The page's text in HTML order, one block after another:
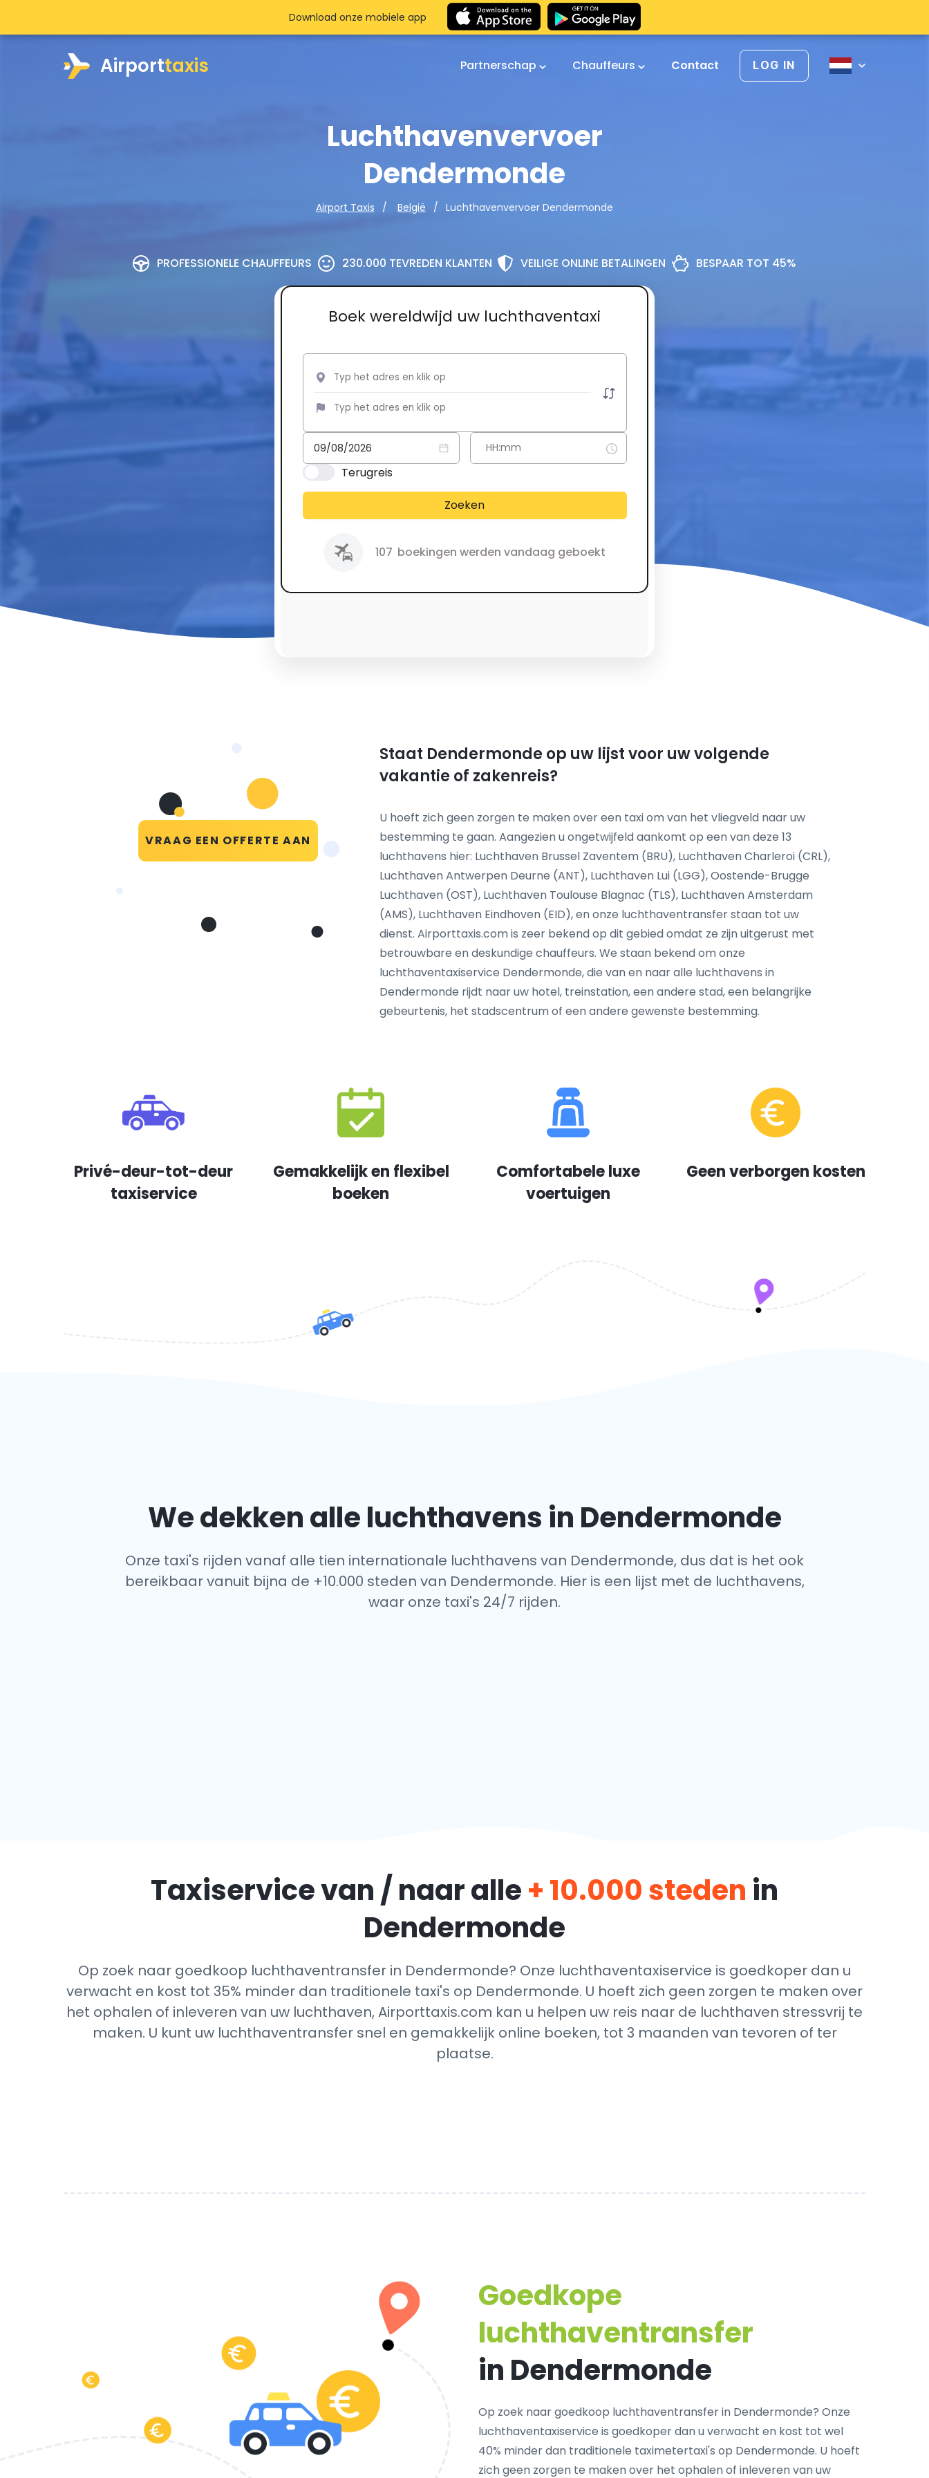
Airporttaxis Partnerschap Chauffeurs Contact LOG IN
Luchthavenvervoer
Dendermonde
Airport Taxis België Luchthavenvervoer Dendermonde
PROFESSIONELE CHAUFFEURS 230.000 TEVREDEN KLANTEN VEILIGE ONLINE BETALINGEN BESPAAR TOT 45%
Boek wereldwijd uw luchthaventaxi
Terugreis
Zoeken
107 boekingen werden vandaag geboekt
Download onze mobiele app
VRAAG EEN OFFERTE AAN
Staat Dendermonde op uw lijst voor uw volgende
vakantie of zakenreis?
U hoeft zich geen zorgen te maken over een taxi om van het vliegveld naar uw
bestemming te gaan. Aangezien u ongetwijfeld aankomt op een van deze 13
luchthavens hier: Luchthaven Brussel Zaventem (BRU), Luchthaven Charleroi (CRL),
Luchthaven Antwerpen Deurne (ANT), Luchthaven Lui (LGG), Oostende-Brugge
Luchthaven (OST), Luchthaven Toulouse Blagnac (TLS), Luchthaven Amsterdam
(AMS), Luchthaven Eindhoven (EID), en onze luchthaventransfer staan tot uw
dienst. Airporttaxis.com is zeer bekend op dit gebied omdat ze zijn uitgerust met
betrouwbare en deskundige chauffeurs. We staan bekend om onze
luchthaventaxiservice Dendermonde, die van en naar alle luchthavens in
Dendermonde rijdt naar uw hotel, treinstation, een andere stad, een belangrijke
gebeurtenis, het stadscentrum of een andere gewenste bestemming.
Privé-deur-tot-deur
taxiservice
Gemakkelijk en flexibel
boeken
Comfortabele luxe
voertuigen
Geen verborgen kosten
We dekken alle luchthavens in Dendermonde
Onze taxi's rijden vanaf alle tien internationale luchthavens van Dendermonde, dus dat is het ook
bereikbaar vanuit bijna de +10.000 steden van Dendermonde. Hier is een lijst met de luchthavens,
waar onze taxi's 24/7 rijden.
Taxiservice van / naar alle+ 10.000 steden in
Dendermonde
Op zoek naar goedkoop luchthaventransfer in Dendermonde? Onze luchthaventaxiservice is goedkoper dan u
verwacht en kost tot 35% minder dan traditionele taxi's op Dendermonde. U hoeft zich geen zorgen te maken over
het ophalen of inleveren van uw luchthaven, Airporttaxis.com kan u helpen uw reis naar de luchthaven stressvrij te
maken. U kunt uw luchthaventransfer snel en gemakkelijk online boeken, tot 3 maanden van tevoren of ter
plaatse.
Goedkope
luchthaventransfer
in Dendermonde
Op zoek naar goedkoop luchthaventransfer in Dendermonde? Onze
luchthaventaxiservice is goedkoper dan u verwacht en kost tot wel
40% minder dan traditionele taximetertaxi's op Dendermonde. U hoeft
zich geen zorgen te maken over het ophalen of inleveren van uw